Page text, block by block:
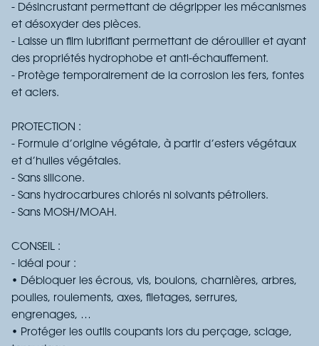
- Désincrustant permettant de dégripper les mécanismes
et désoxyder des pièces.
- Laisse un film lubrifiant permettant de dérouiller et ayant
des propriétés hydrophobe et anti-échauffement.
- Protège temporairement de la corrosion les fers, fontes
et aciers.
PROTECTION :
- Formule d’origine végétale, à partir d’esters végétaux
et d’huiles végétales.
- Sans silicone.
- Sans hydrocarbures chlorés ni solvants pétroliers.
- Sans MOSH/MOAH.
CONSEIL :
- Idéal pour :
• Débloquer les écrous, vis, boulons, charnières, arbres,
poulies, roulements, axes, filetages, serrures,
engrenages, …
• Protéger les outils coupants lors du perçage, sciage,